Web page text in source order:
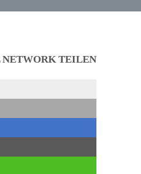
NETWORK TEILEN